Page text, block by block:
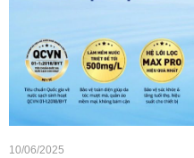
10/06/2025